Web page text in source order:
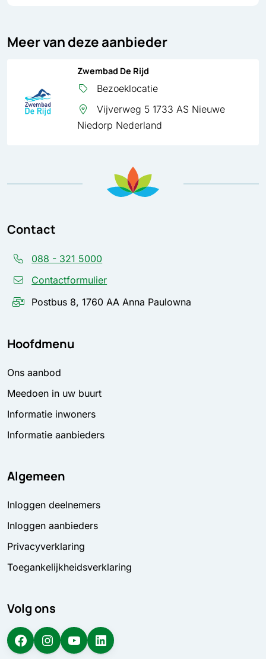
Meer van deze aanbieder
Zwembad De Rijd
Bezoeklocatie
Vijverweg 5 1733 AS Nieuwe
Niedorp Nederland
Contact
088 - 321 5000
Contactformulier
Postbus 8, 1760 AA Anna Paulowna
Hoofdmenu
Ons aanbod
Meedoen in uw buurt
Informatie inwoners
Informatie aanbieders
Algemeen
Inloggen deelnemers
Inloggen aanbieders
Privacyverklaring
Toegankelijkheidsverklaring
Volg ons
Facebook Instagram YouTube LinkedIn